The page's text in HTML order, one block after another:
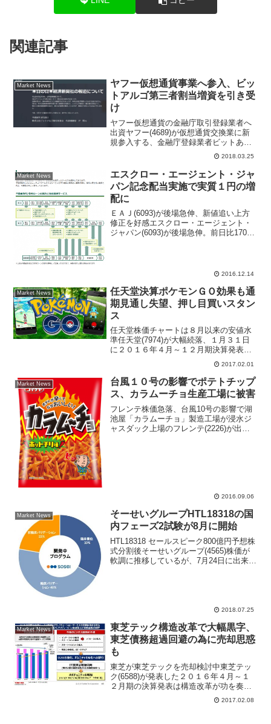
関連記事
Market News
ヤフー仮想通貨事業へ参入、ビッ
トアルゴ第三者割当増資を引き受
け
ヤフー仮想通貨の金融庁取引登録業者へ
出資ヤフー(4689)が仮想通貨交換業に新
規参入する、金融庁登録業者ビットある
後取引東京の第三者割当増資を引き受
け、40％の株式を取得、情報技術と人材
を投入して2019年に本格稼働する計画。
ビットアルゴ公...
2018.03.25
Market News
エスクロー・エージェント・ジャ
パン記念配当実施で実質１円の増
配に
ＥＡＪ(6093)が後場急伸、新値追い上方
修正を好感エスクロー・エージェント・
ジャパン(6093)が後場急伸。前日比170円
2016.12.14
Market News
任天堂決算ポケモンＧＯ効果も通
期見通し失望、押し目買いスタン
ス
任天堂株価チャートは８月以来の安値水
準任天堂(7974)が大幅続落、１月３１日
に２０１６年４月～１２月期決算発表
と、２０１７年３月期の業績見通しを発
表。７月に発表されたポケモンＧＯが世
界的なヒットとなり収益に貢献する部分
があった。任天堂株価...
2017.02.01
Market News
台風１０号の影響でポテトチップ
ス、カラムーチョ生産工場に被害
フレンテ株価急落、台風10号の影響で湖
池屋「カラムーチョ」製造工場が浸水ジ
ャスダック上場のフレンテ(2226)が出来
2016.09.06
Market News
そーせいグループHTL18318の国
内フェーズ2試験が8月に開始
HTL18318 セールスピーク800億円予想株
式分割後そーせいグループ(4565)株価が
軟調に推移しているが、7月24日に出来
2018.07.25
Market News
東芝テック構造改革で大幅黒字、
東芝債務超過回避の為に売却思惑
も
東芝が東芝テックを売却検討中東芝テッ
ク(6588)が発表した２０１６年４月～１
２月期の決算発表は構造改革が功を奏し
て大幅黒字転換。営業利益１０４億円、
純利益は前期７７６億円の赤字から４９
2017.02.08